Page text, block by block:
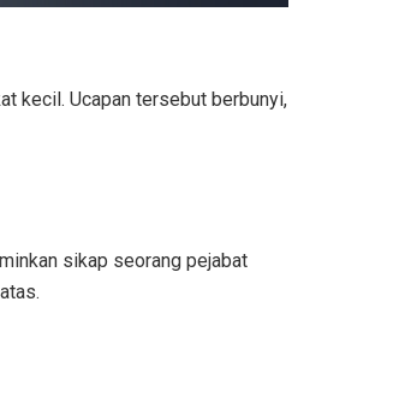
kecil. Ucapan tersebut berbunyi,
sikap seorang pejabat